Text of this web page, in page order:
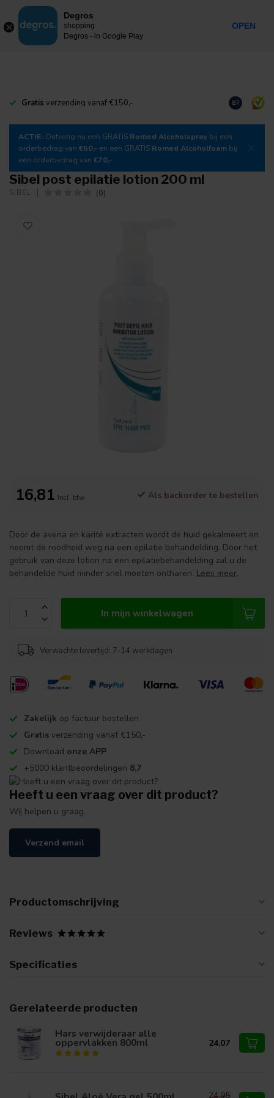
MENU
Gratis verzending vanaf €150,- Download
8.7
ACTIE: Ontvang nu een GRATIS Romed Alcoholspray bij een
orderbedrag van €50,- en een GRATIS Romed Alcoholfoam bij
een orderbedrag van €70,-
Sibel post epilatie lotion 200 ml
SIBEL (0)
16,81 Incl. btw Als backorder te bestellen
Door de avena en karité extracten wordt de huid gekalmeert en
neemt de roodheid weg na een epilatie behandelding. Door het
gebruik van deze lotion na een epilatiebehandelding zal u de
behandelde huid minder snel moeten ontharen. Lees meer.
In mijn winkelwagen
Verwachte levertijd: 7-14 werkdagen
Zakelijk op factuur bestellen
Gratis verzending vanaf €150,-
Download onze APP
+5000 klantbeoordelingen 8,7
Heeft u een vraag over dit product?
Wij helpen u graag.
Verzend email
Productomschrijving
Reviews
Specificaties
Gerelateerde producten
Hars verwijderaar alle
oppervlakken 800ml 24,07
24,95
Degros
shopping
Degros - in Google Play
OPEN